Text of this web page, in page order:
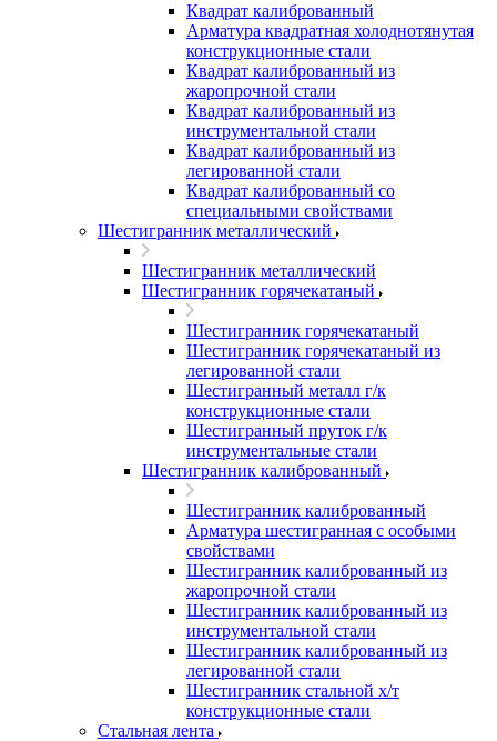
Квадрат калиброванный
Арматура квадратная холоднотянутая
конструкционные стали
Квадрат калиброванный из
жаропрочной стали
Квадрат калиброванный из
инструментальной стали
Квадрат калиброванный из
легированной стали
Квадрат калиброванный со
специальными свойствами
Шестигранник металлический
Шестигранник металлический
Шестигранник горячекатаный
Шестигранник горячекатаный
Шестигранник горячекатаный из
легированной стали
Шестигранный металл г/к
конструкционные стали
Шестигранный пруток г/к
инструментальные стали
Шестигранник калиброванный
Шестигранник калиброванный
Арматура шестигранная с особыми
свойствами
Шестигранник калиброванный из
жаропрочной стали
Шестигранник калиброванный из
инструментальной стали
Шестигранник калиброванный из
легированной стали
Шестигранник стальной х/т
конструкционные стали
Стальная лента